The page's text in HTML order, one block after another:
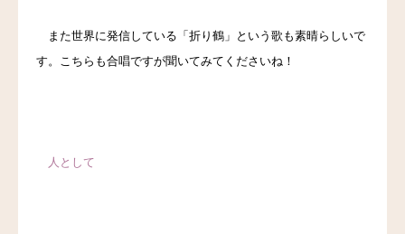
また世界に発信している「折り鶴」という歌も素晴らしいで
す。こちらも合唱ですが聞いてみてくださいね！
人として
リンク